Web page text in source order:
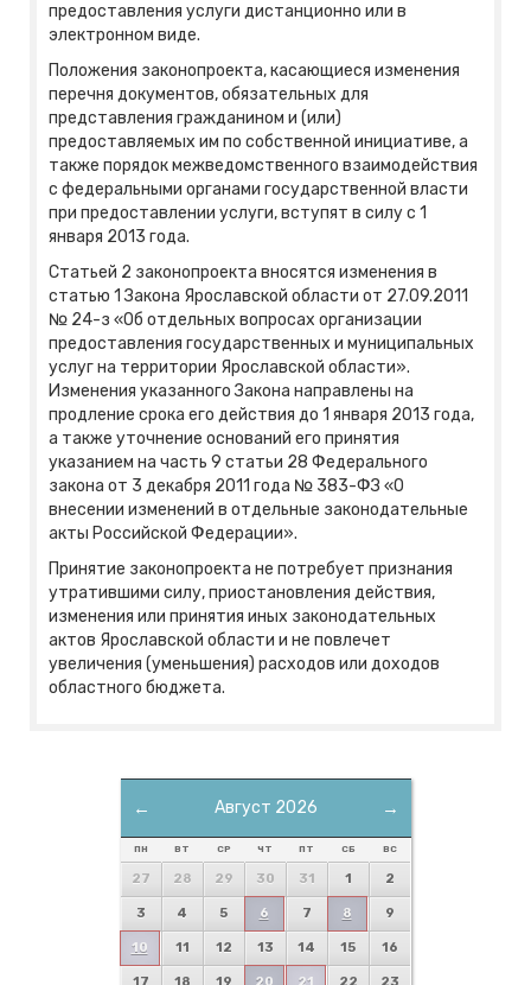
предоставления услуги дистанционно или в
электронном виде.
Положения законопроекта, касающиеся изменения
перечня документов, обязательных для
представления гражданином и (или)
предоставляемых им по собственной инициативе, а
также порядок межведомственного взаимодействия
с федеральными органами государственной власти
при предоставлении услуги, вступят в силу с 1
января 2013 года.
Статьей 2 законопроекта вносятся изменения в
статью 1 Закона Ярославской области от 27.09.2011
№ 24-з «Об отдельных вопросах организации
предоставления государственных и муниципальных
услуг на территории Ярославской области».
Изменения указанного Закона направлены на
продление срока его действия до 1 января 2013 года,
а также уточнение оснований его принятия
указанием на часть 9 статьи 28 Федерального
закона от 3 декабря 2011 года № 383-ФЗ «О
внесении изменений в отдельные законодательные
акты Российской Федерации».
Принятие законопроекта не потребует признания
утратившими силу, приостановления действия,
изменения или принятия иных законодательных
актов Ярославской области и не повлечет
увеличения (уменьшения) расходов или доходов
областного бюджета.
← →
Август 2026
ПН ВТ СР ЧТ ПТ СБ ВС
27 28 29 30 31 1 2
3 4 5 6 7 8 9
10 11 12 13 14 15 16